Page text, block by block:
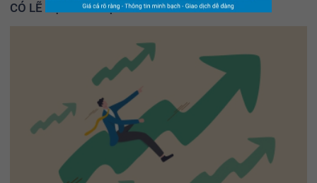
CÓ LẼ BẠN NÊN ĐỌC THÊM